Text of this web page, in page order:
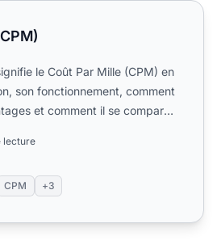
le Coût Par Mille (CPM) en
son fonctionnement, comment
et comment il se compare
lecture
CPM +3